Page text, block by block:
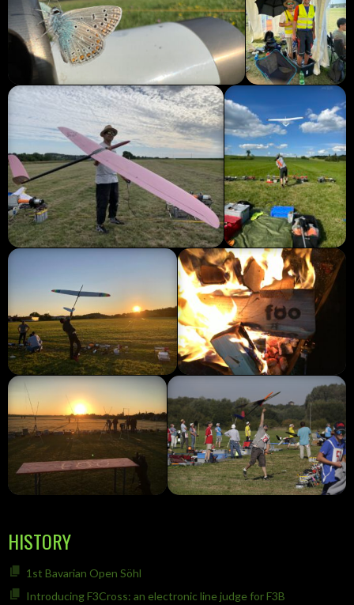
HISTORY
1st Bavarian Open Söhl
Introducing F3Cross: an electronic line judge for F3B